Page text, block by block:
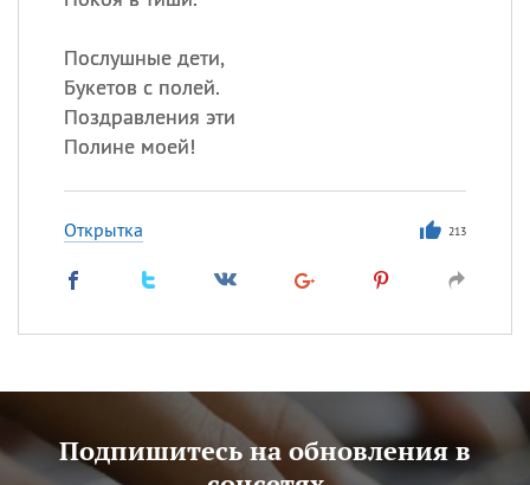
Послушные дети,
Букетов с полей.
Поздравления эти
Полине моей!
Открытка 213
Подпишитесь на обновления в